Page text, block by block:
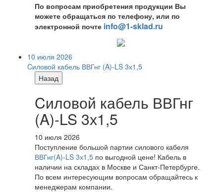
По вопросам приобретения продукции Вы
можете обращаться по телефону, или по
электронной почте info@1-sklad.ru
10 июля 2026
Cиловой кабель ВВГнг (A)-LS 3х1,5
Назад
Cиловой кабель ВВГнг
(A)-LS 3х1,5
10 июля 2026
Поступление большой партии силового кабеля
ВВГнг(A)-LS 3х1,5 по выгодной цене! Кабель в
наличии на складах в Москве и Санкт-Петербурге.
По всем интересующим вопросам обращайтесь к
менеджерам компании.